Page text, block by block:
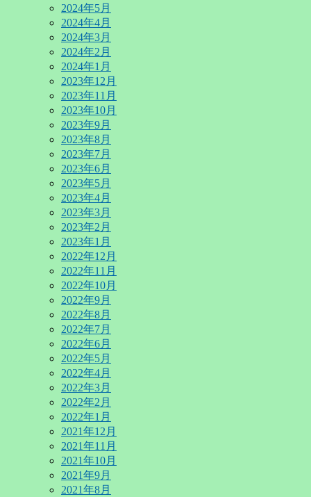
2024年5月
2024年4月
2024年3月
2024年2月
2024年1月
2023年12月
2023年11月
2023年10月
2023年9月
2023年8月
2023年7月
2023年6月
2023年5月
2023年4月
2023年3月
2023年2月
2023年1月
2022年12月
2022年11月
2022年10月
2022年9月
2022年8月
2022年7月
2022年6月
2022年5月
2022年4月
2022年3月
2022年2月
2022年1月
2021年12月
2021年11月
2021年10月
2021年9月
2021年8月